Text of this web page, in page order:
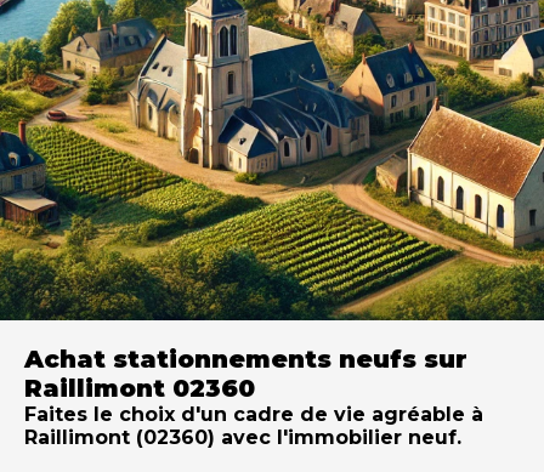
Achat stationnements neufs sur
Raillimont 02360
Faites le choix d'un cadre de vie agréable à
Raillimont (02360) avec l'immobilier neuf.